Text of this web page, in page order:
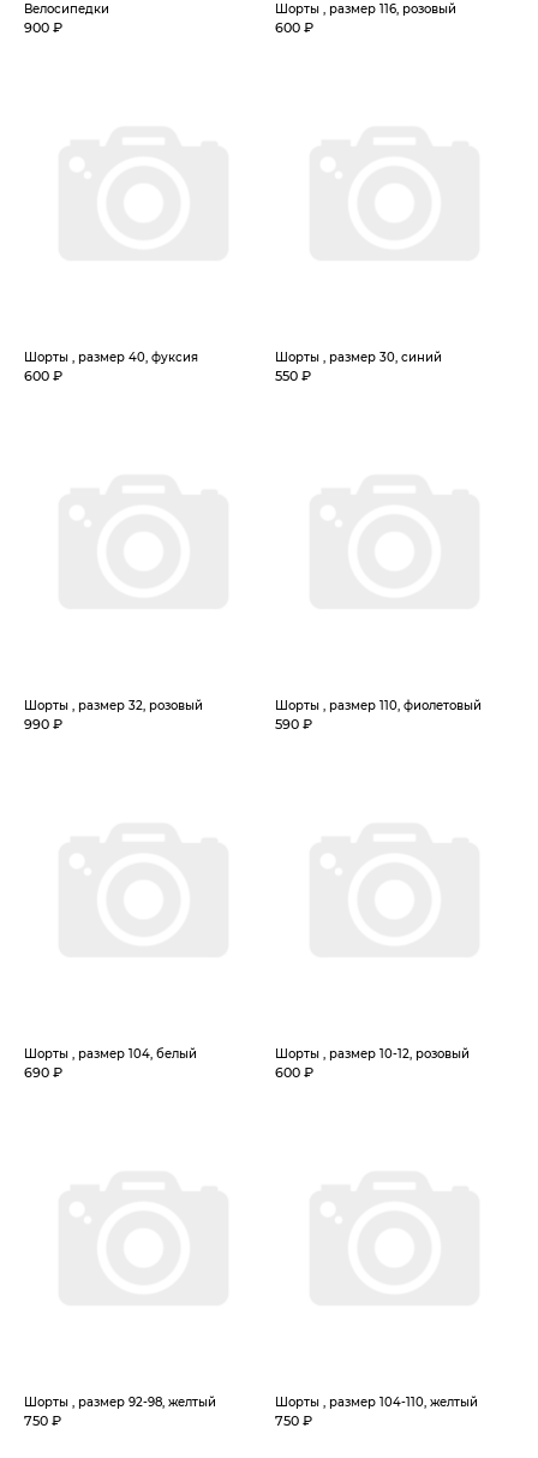
Велосипедки
900 ₽
Шорты , размер 116, розовый
600 ₽
Шорты , размер 40, фуксия
600 ₽
Шорты , размер 30, синий
550 ₽
Шорты , размер 32, розовый
990 ₽
Шорты , размер 110, фиолетовый
590 ₽
Шорты , размер 104, белый
690 ₽
Шорты , размер 10-12, розовый
600 ₽
Шорты , размер 92-98, желтый
750 ₽
Шорты , размер 104-110, желтый
750 ₽